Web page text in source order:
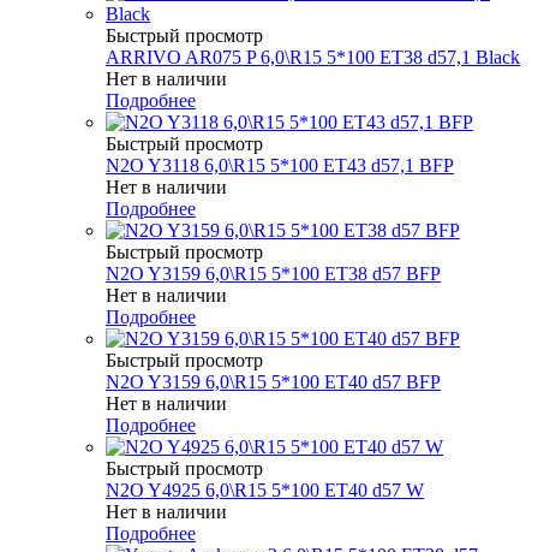
Быстрый просмотр
ARRIVO AR075 P 6,0\R15 5*100 ET38 d57,1 Black
Нет в наличии
Подробнее
Быстрый просмотр
N2O Y3118 6,0\R15 5*100 ET43 d57,1 BFP
Нет в наличии
Подробнее
Быстрый просмотр
N2O Y3159 6,0\R15 5*100 ET38 d57 BFP
Нет в наличии
Подробнее
Быстрый просмотр
N2O Y3159 6,0\R15 5*100 ET40 d57 BFP
Нет в наличии
Подробнее
Быстрый просмотр
N2O Y4925 6,0\R15 5*100 ET40 d57 W
Нет в наличии
Подробнее